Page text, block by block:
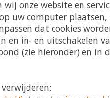
onze website en
uw computer
dat cookies
en in- en uitschakelen
(zie hieronder) en in